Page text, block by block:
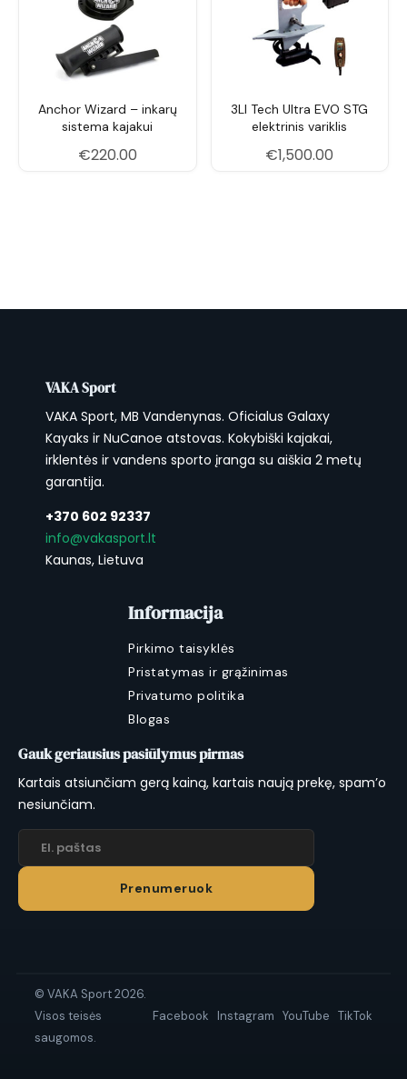
Anchor Wizard – inkarų
sistema kajakui
€220.00
3LI Tech Ultra EVO STG
elektrinis variklis
€1,500.00
VAKA Sport
VAKA Sport, MB Vandenynas. Oficialus Galaxy
Kayaks ir NuCanoe atstovas. Kokybiški kajakai,
irklentės ir vandens sporto įranga su aiškia 2 metų
garantija.
+370 602 92337
info@vakasport.lt
Kaunas, Lietuva
Informacija
Pirkimo taisyklės
Pristatymas ir grąžinimas
Privatumo politika
Blogas
Gauk geriausius pasiūlymus pirmas
Kartais atsiunčiam gerą kainą, kartais naują prekę, spam’o
nesiunčiam.
Prenumeruok
© VAKA Sport 2026.
Visos teisės
saugomos.
Facebook Instagram YouTube TikTok